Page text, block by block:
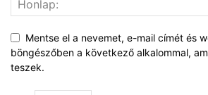
Mentse el a nevemet, e-mail címét és
böngészőben a következő alkalommal,
teszek.